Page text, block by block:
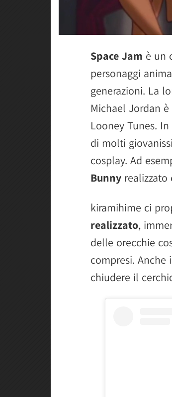
Space Jam è un
personaggi
generazioni. La
Michael Jordan
Looney Tunes.
di molti
cosplay. Ad
Bunny realizzato
kiramihime ci
realizzato,
delle orecchie
compresi.
chiudere il